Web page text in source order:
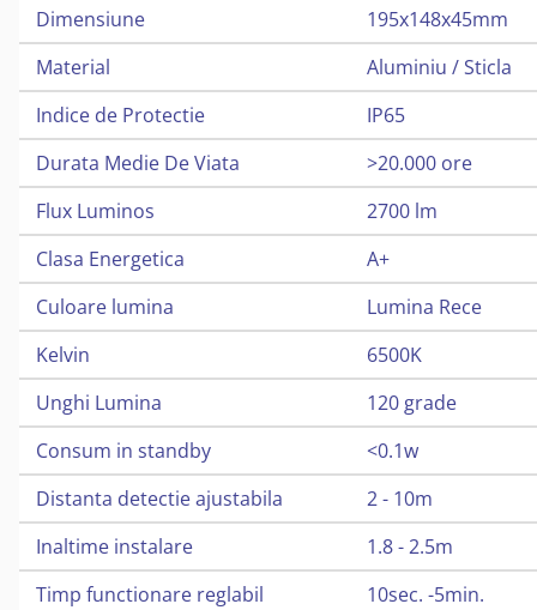
Dimensiune
195x148x45mm
Material
Aluminiu / Sticla
Indice de Protectie
IP65
Durata Medie De Viata
>20.000 ore
Flux Luminos
2700 lm
Clasa Energetica
A+
Culoare lumina
Lumina Rece
Kelvin
6500K
Unghi Lumina
120 grade
Consum in standby
<0.1w
Distanta detectie ajustabila
2 - 10m
Inaltime instalare
1.8 - 2.5m
Timp functionare reglabil
10sec. -5min.